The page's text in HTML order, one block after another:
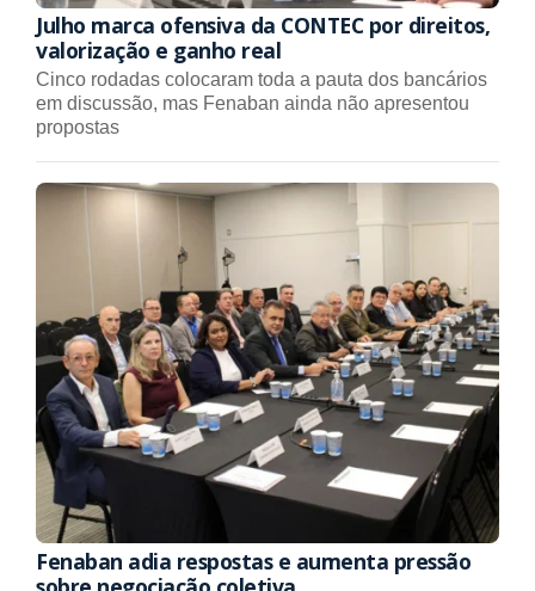
Julho marca ofensiva da CONTEC por direitos,
valorização e ganho real
Cinco rodadas colocaram toda a pauta dos bancários
em discussão, mas Fenaban ainda não apresentou
propostas
Fenaban adia respostas e aumenta pressão